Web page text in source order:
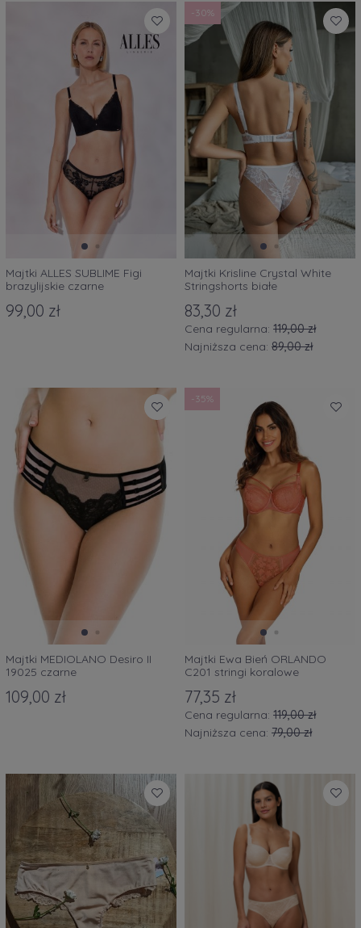
Majtki ALLES SUBLIME Figi
brazylijskie czarne
99,00 zł
Majtki Krisline Crystal White
Stringshorts białe
83,30 zł
Cena regularna: 119,00 zł
Najniższa cena: 89,00 zł
-30%
Majtki MEDIOLANO Desiro II
19025 czarne
109,00 zł
Majtki Ewa Bień ORLANDO
C201 stringi koralowe
77,35 zł
Cena regularna: 119,00 zł
Najniższa cena: 79,00 zł
-35%